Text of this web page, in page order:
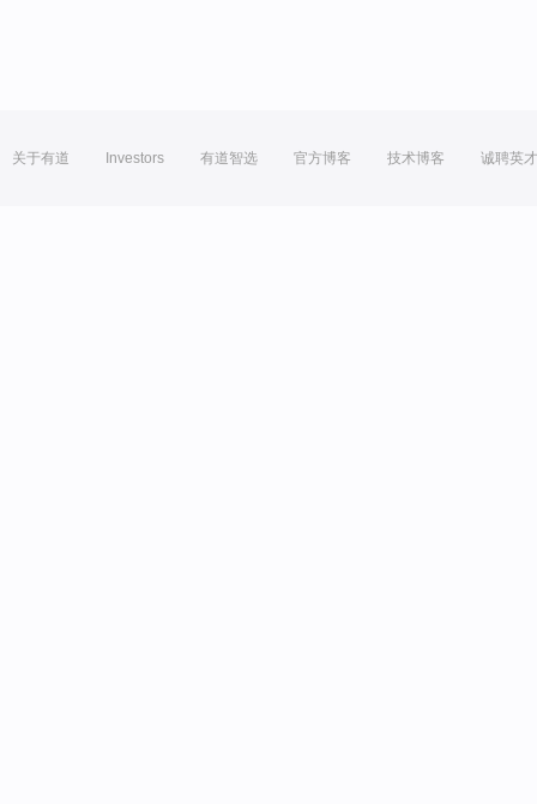
关于有道 Investors 有道智选 官方博客 技术博客 诚聘英才